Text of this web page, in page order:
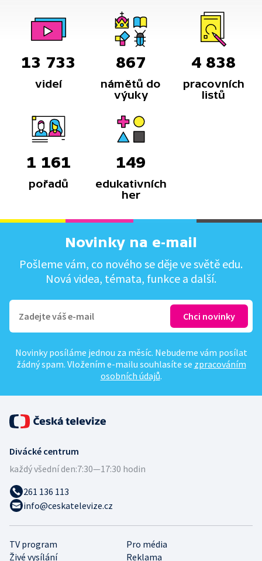
13 733
videí
867
námětů do
výuky
4 838
pracovních
listů
1 161
pořadů
149
edukativních
her
Novinky na e-mail
Pošleme vám, co nového se děje ve světě edu.
Nová videa, témata, funkce a další.
Novinky posíláme jednou za měsíc. Nebudeme vám posílat
žádný spam. Vložením e-mailu souhlasíte se zpracováním
osobních údajů.